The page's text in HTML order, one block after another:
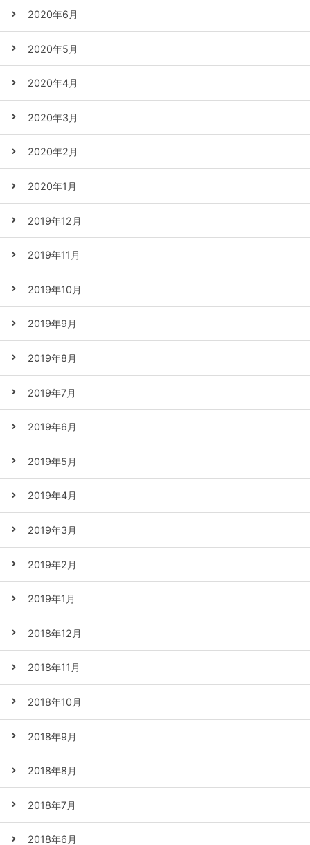
2020年6月
2020年5月
2020年4月
2020年3月
2020年2月
2020年1月
2019年12月
2019年11月
2019年10月
2019年9月
2019年8月
2019年7月
2019年6月
2019年5月
2019年4月
2019年3月
2019年2月
2019年1月
2018年12月
2018年11月
2018年10月
2018年9月
2018年8月
2018年7月
2018年6月